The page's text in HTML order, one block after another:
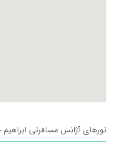
تورهای آژانس مسافرتی